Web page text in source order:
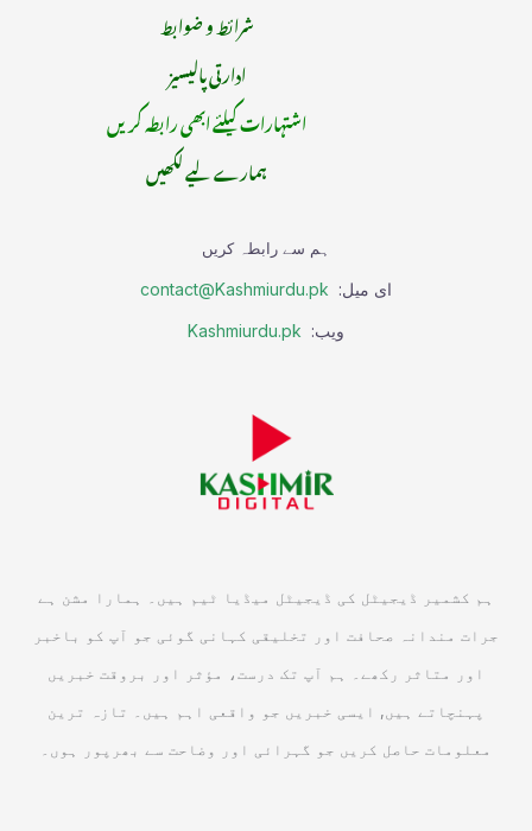
شرائط و ضوابط
ادارتی پالیسیز
اشتہارات کیلئے ابھی رابطہ کریں
ہمارے لیے لکھیں
ہم سے رابطہ کریں
ای میل: contact@Kashmiurdu.pk
ویب: Kashmiurdu.pk
ہم کشمیر ڈیجیٹل کی ڈیجیٹل میڈیا ٹیم ہیں۔ ہمارا مشن ہے
جرات مندانہ صحافت اور تخلیقی کہانی گوئی جو آپ کو باخبر
اور متاثر رکھے۔ ہم آپ تک درست، مؤثر اور بروقت خبریں
پہنچاتے ہیں, ایسی خبریں جو واقعی اہم ہیں۔ تازہ ترین
معلومات حاصل کریں جو گہرائی اور وضاحت سے بھرپور ہوں۔